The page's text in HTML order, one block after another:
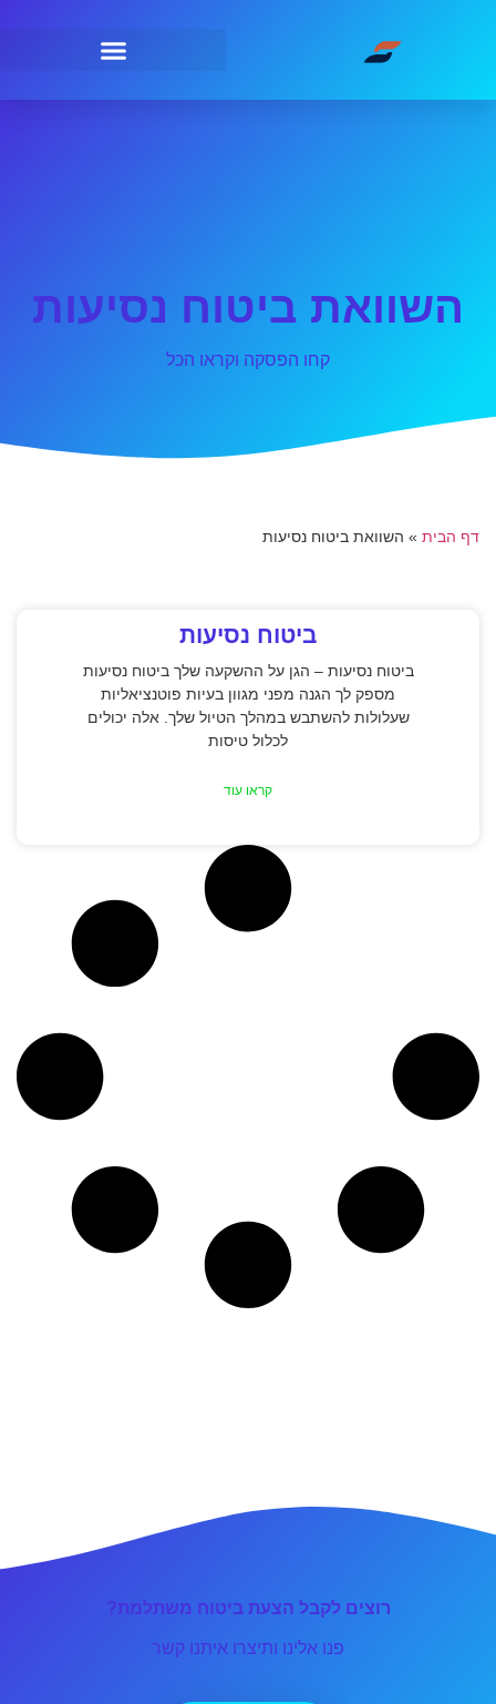
השוואת ביטוח נסיעות
קחו הפסקה וקראו הכל
דף הבית » השוואת ביטוח נסיעות
ביטוח נסיעות
ביטוח נסיעות – הגן על ההשקעה שלך ביטוח נסיעות
מספק לך הגנה מפני מגוון בעיות פוטנציאליות
שעלולות להשתבש במהלך הטיול שלך. אלה יכולים
לכלול טיסות
קראו עוד
רוצים לקבל הצעת ביטוח משתלמת?
פנו אלינו ותיצרו איתנו קשר